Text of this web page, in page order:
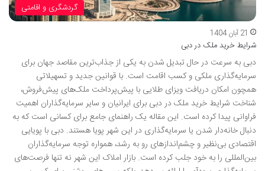
گردشگری و اقامتی
21 آبان 1404
شرایط خرید ملک در دبی
دبی به سرعت در حال تبدیل شدن به یکی از جذاب‌ترین مقاصد جهان برای
سرمایه‌گذاری ملکی و کسب اقامت است. با قوانین جدید و تسهیلاتی
همچون امکان دریافت ویزای طلایی با پیش‌پرداخت ملک‌های پیش‌فروش،
شناخت شرایط خرید ملک در دبی برای ایرانیان و سایر سرمایه‌گذاران اهمیت
فراوانی پیدا کرده است. این مقاله یک راهنمای جامع برای کسانی است که به
دنبال خانه‌دار شدن یا سرمایه‌گذاری در این شهر پویا هستند. دبی با پویایی
اقتصادی بی‌نظیر و چشم‌اندازهای رو به رشد، همواره توجه سرمایه‌گذاران
بین‌المللی را به خود جلب کرده است. بازار املاک این شهر نه تنها فرصت‌های